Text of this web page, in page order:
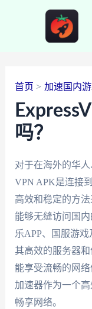
首页 加速国内
吗？
对于在海外的华
VPN APK是连接
高效和稳定的方
能够无缝访问国
乐APP、国服游
其高效的服务器
能享受流畅的网
加速器作为一个
畅享网络。